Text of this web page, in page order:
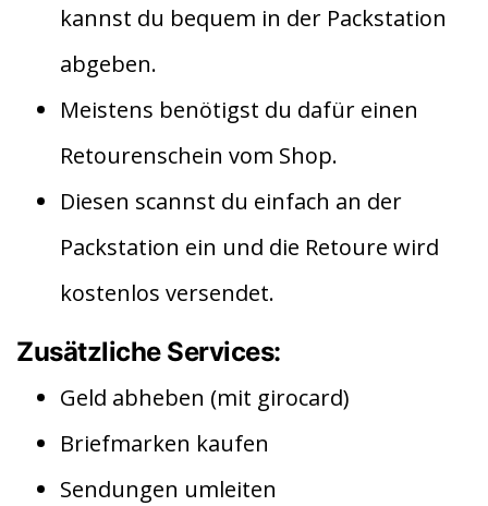
kannst du bequem in der Packstation
abgeben.
Meistens benötigst du dafür einen
Retourenschein vom Shop.
Diesen scannst du einfach an der
Packstation ein und die Retoure wird
kostenlos versendet.
Zusätzliche Services:
Geld abheben (mit girocard)
Briefmarken kaufen
Sendungen umleiten